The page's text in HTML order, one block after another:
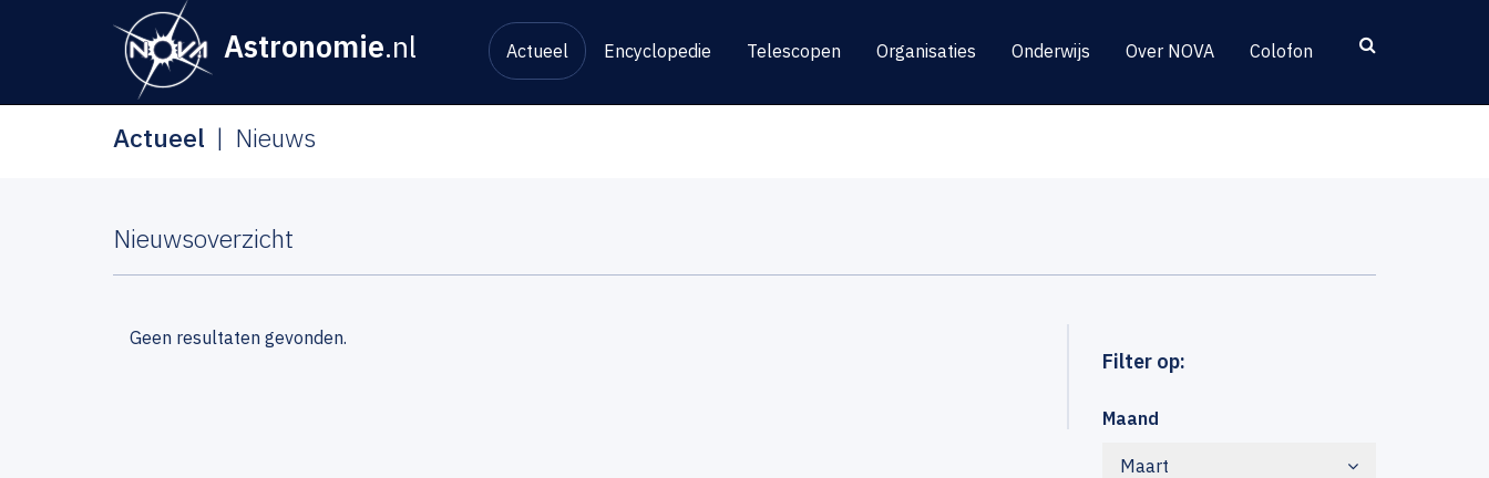
Astronomie.nl Actueel Encyclopedie Telescopen Organisaties Onderwijs Over NOVA Colofon
Actueel Nieuws
Nieuwsoverzicht
Filter op:
Maand
Maart
Geen resultaten gevonden.